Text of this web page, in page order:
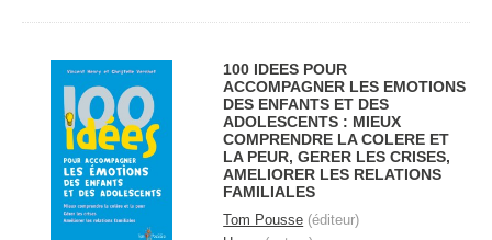
100 IDEES POUR
ACCOMPAGNER LES EMOTIONS
DES ENFANTS ET DES
ADOLESCENTS : MIEUX
COMPRENDRE LA COLERE ET
LA PEUR, GERER LES CRISES,
AMELIORER LES RELATIONS
FAMILIALES
Tom Pousse (éditeur)